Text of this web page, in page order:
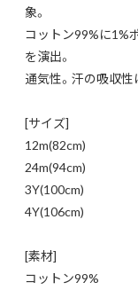
象。
コットン99%に1%
を演出。
通気性。汗の吸収性
[サイズ]
12m(82cm)
24m(94cm)
3Y(100cm)
4Y(106cm)
[素材]
コットン99%